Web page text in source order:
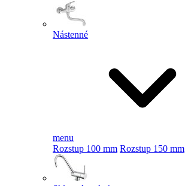
Nástenné
menu
Rozstup 100 mm Rozstup 150 mm